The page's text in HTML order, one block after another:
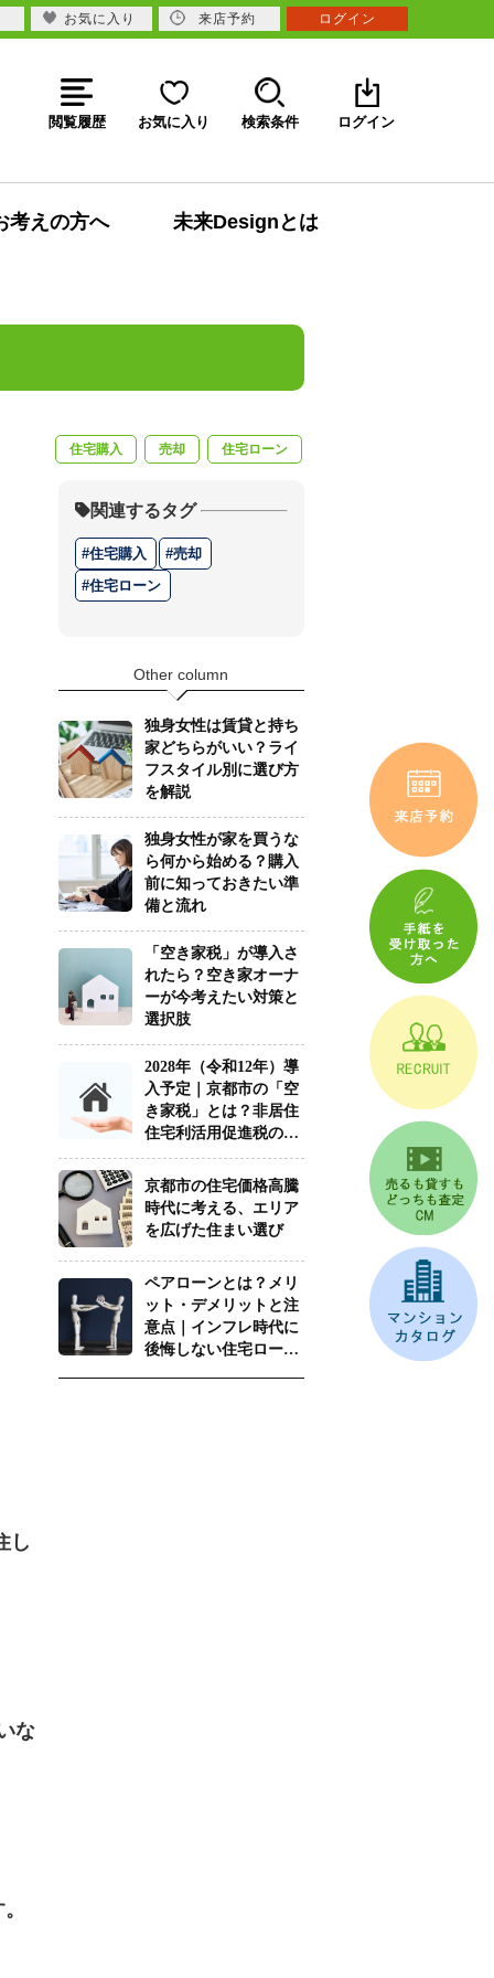
閲覧履歴 お気に入り 検索条件 ログイン
考えの方へ 未来Designとは
住宅購入 売却 住宅ローン
し
な
関連するタグ
住宅購入
売却
住宅ローン
Other column
お気に入り 来店予約 ログイン